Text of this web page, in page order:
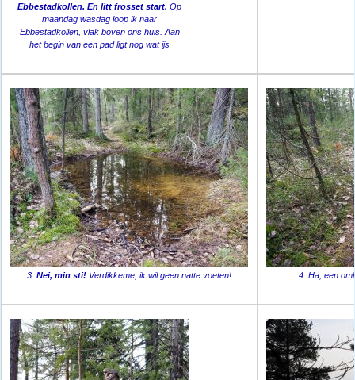
Ebbestadkollen. En litt frosset start. Op
maandag wasdag loop ik naar
Ebbestadkollen, vlak boven ons huis. Aan
het begin van een pad ligt nog wat ijs
3.Nei, min sti! Verdikkeme, ik wil geen natte voeten! 4. Ha, een